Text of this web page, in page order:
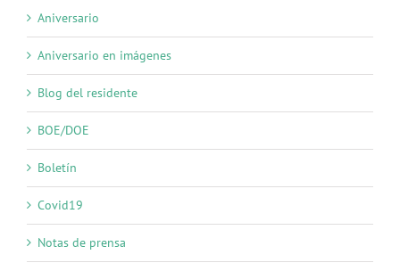
Aniversario
Aniversario en imágenes
Blog del residente
BOE/DOE
Boletín
Covid19
Notas de prensa